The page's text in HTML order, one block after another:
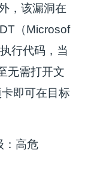
，该漏洞在
（Microsof
行代码，当
无需打开文
即可在目标
：高危